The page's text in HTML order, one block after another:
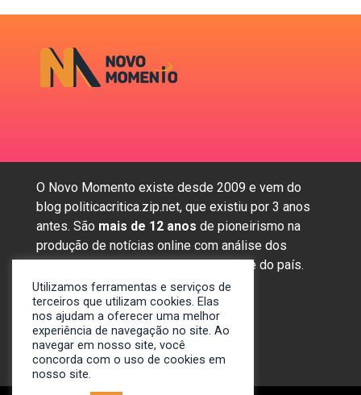
O Novo Momento existe desde 2009 e vem do
blog politicacritica.zip.net, que existiu por 3 anos
antes. São mais de 12 anos de pioneirismo na
produção de notícias online com análise dos
assuntos mais importantes da região e do país.
Sobre nós
Anunciar
Contato
Utilizamos ferramentas e serviços de
terceiros que utilizam cookies. Elas
nos ajudam a oferecer uma melhor
experiência de navegação no site. Ao
navegar em nosso site, você
concorda com o uso de cookies em
nosso site.